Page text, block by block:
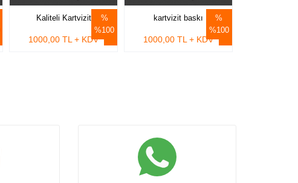
%100
Kaliteli Kartvizit
1000,00 TL + KDV
%100
kartvizit baskı
1000,00 TL + KDV